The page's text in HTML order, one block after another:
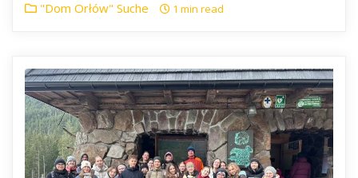
"Dom Orłów" Suche 1 min read